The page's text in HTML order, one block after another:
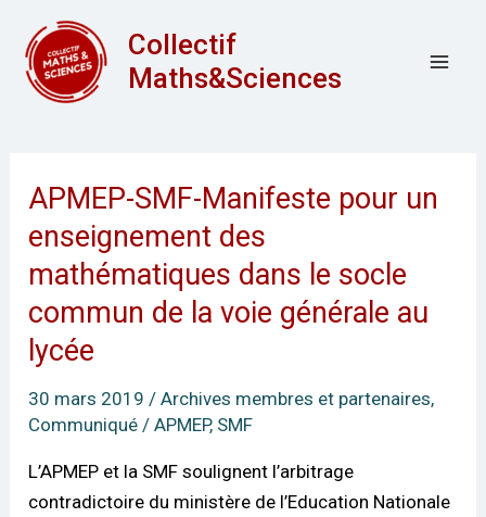
contenu
Collectif
Maths&Sciences
APMEP-SMF-Manifeste pour un
enseignement des
mathématiques dans le socle
commun de la voie générale au
lycée
30 mars 2019 /Archives membres et partenaires,
Communiqué /APMEP, SMF
L’APMEP et la SMF soulignent l’arbitrage
contradictoire du ministère de l’Education Nationale
APMEP-
SMF-
Manifeste
pour
un
enseignement
mathématiques
dans
le
socle